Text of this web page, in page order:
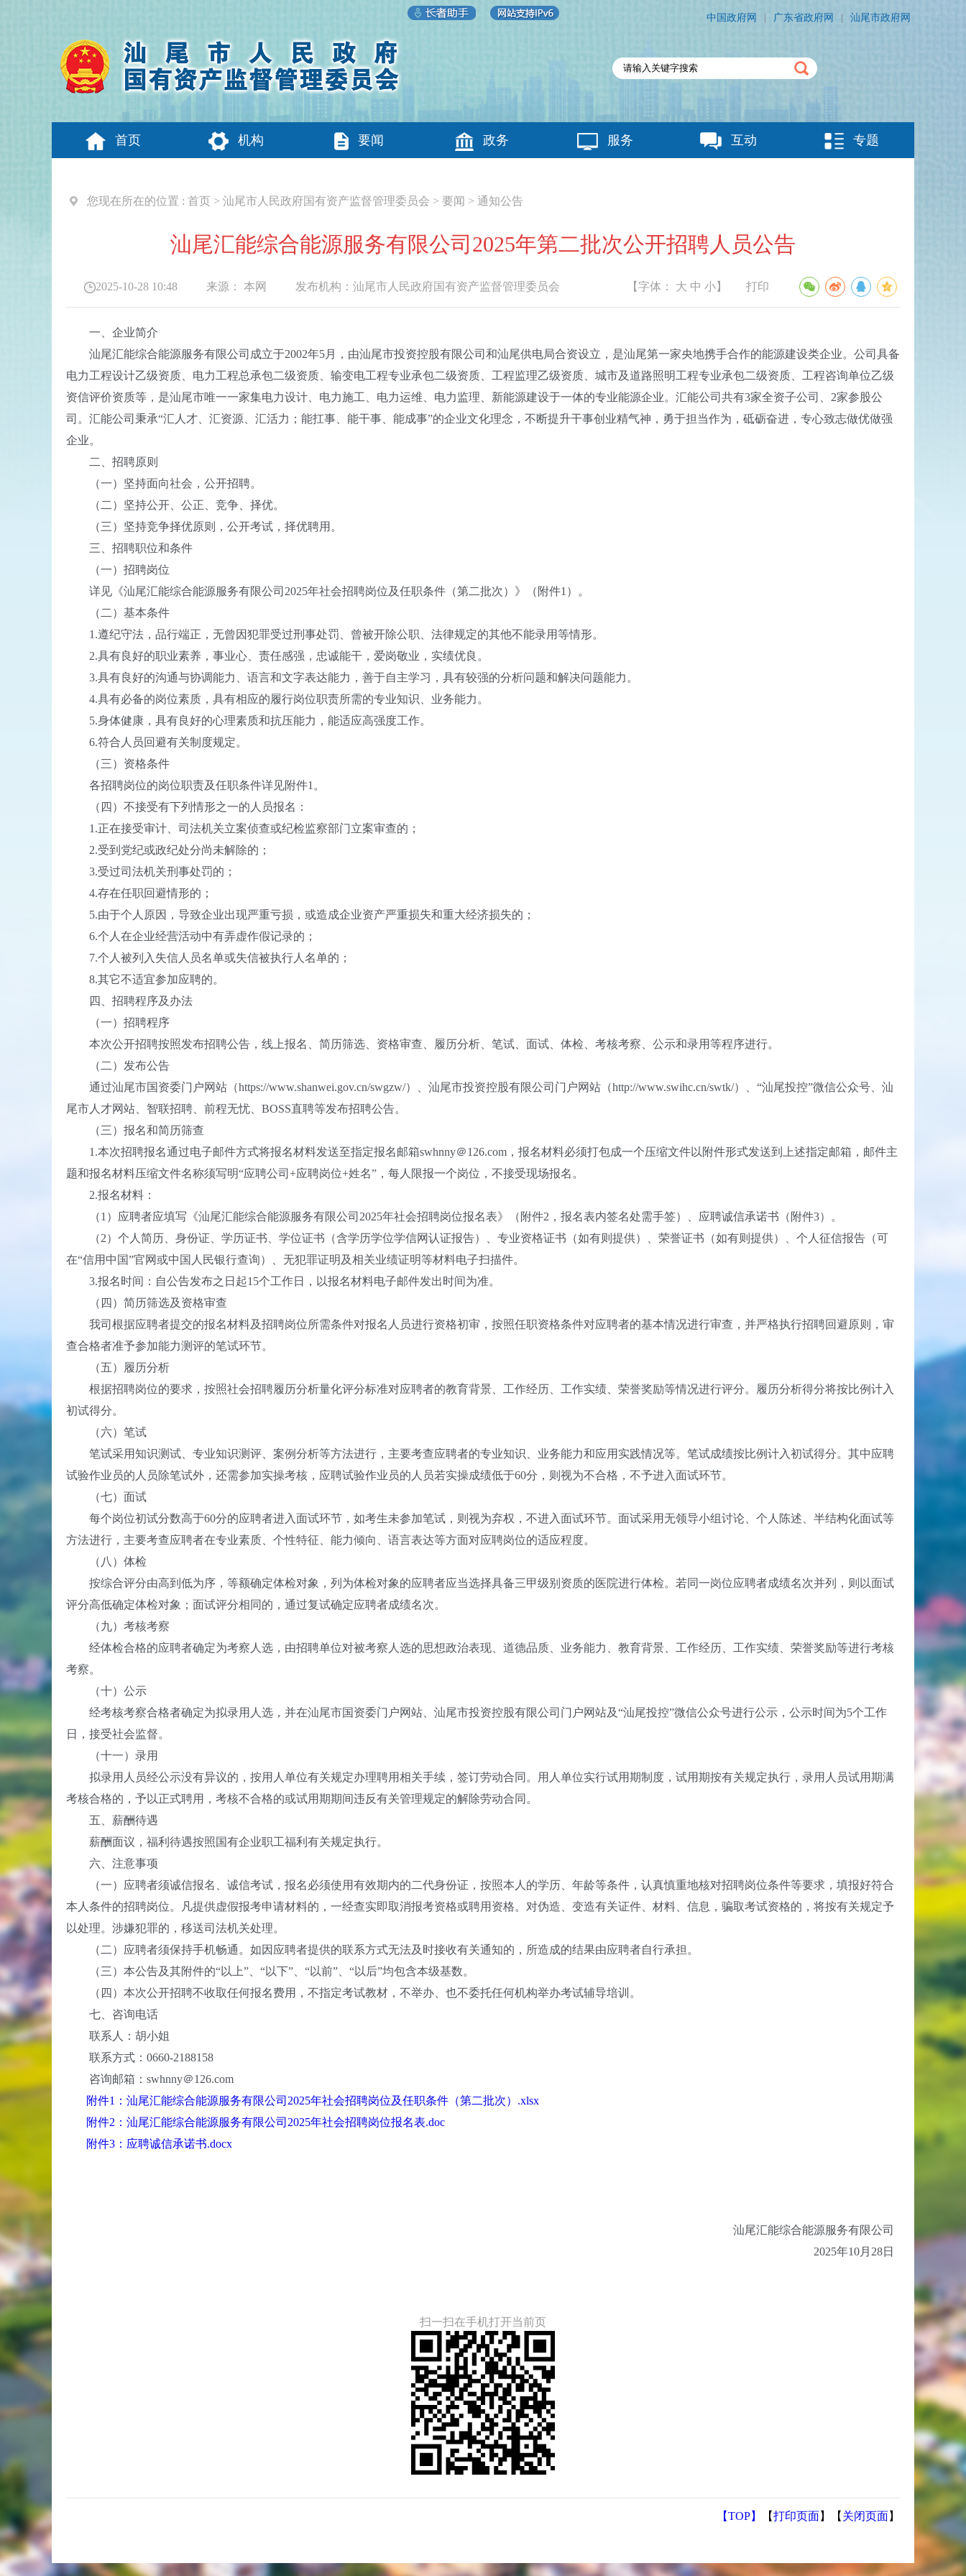
汕尾市政府网
广东省政府网
中国政府网
首页 机构 要闻 政务 服务 互动 专题
您现在所在的位置 : 首页 > 汕尾市人民政府国有资产监督管理委员会 > 要闻 > 通知公告
汕尾汇能综合能源服务有限公司2025年第二批次公开招聘人员公告
2025-10-28 10:48 来源： 本网 发布机构： 汕尾市人民政府国有资产监督管理委员会 【字体： 大 中 小】 打印
一、企业简介
汕尾汇能综合能源服务有限公司成立于2002年5月，由汕尾市投资控股有限公司和汕尾供电局合资设立，是汕尾第一家央地携手合作的能源建设类企业。公司具备
电力工程设计乙级资质、电力工程总承包二级资质、输变电工程专业承包二级资质、工程监理乙级资质、城市及道路照明工程专业承包二级资质、工程咨询单位乙级
资信评价资质等，是汕尾市唯一一家集电力设计、电力施工、电力运维、电力监理、新能源建设于一体的专业能源企业。汇能公司共有3家全资子公司、2家参股公
司。汇能公司秉承“汇人才、汇资源、汇活力；能扛事、能干事、能成事”的企业文化理念，不断提升干事创业精气神，勇于担当作为，砥砺奋进，专心致志做优做强
企业。
二、招聘原则
（一）坚持面向社会，公开招聘。
（二）坚持公开、公正、竞争、择优。
（三）坚持竞争择优原则，公开考试，择优聘用。
三、招聘职位和条件
（一）招聘岗位
详见《汕尾汇能综合能源服务有限公司2025年社会招聘岗位及任职条件（第二批次）》（附件1）。
（二）基本条件
1.遵纪守法，品行端正，无曾因犯罪受过刑事处罚、曾被开除公职、法律规定的其他不能录用等情形。
2.具有良好的职业素养，事业心、责任感强，忠诚能干，爱岗敬业，实绩优良。
3.具有良好的沟通与协调能力、语言和文字表达能力，善于自主学习，具有较强的分析问题和解决问题能力。
4.具有必备的岗位素质，具有相应的履行岗位职责所需的专业知识、业务能力。
5.身体健康，具有良好的心理素质和抗压能力，能适应高强度工作。
6.符合人员回避有关制度规定。
（三）资格条件
各招聘岗位的岗位职责及任职条件详见附件1。
（四）不接受有下列情形之一的人员报名：
1.正在接受审计、司法机关立案侦查或纪检监察部门立案审查的；
2.受到党纪或政纪处分尚未解除的；
3.受过司法机关刑事处罚的；
4.存在任职回避情形的；
5.由于个人原因，导致企业出现严重亏损，或造成企业资产严重损失和重大经济损失的；
6.个人在企业经营活动中有弄虚作假记录的；
7.个人被列入失信人员名单或失信被执行人名单的；
8.其它不适宜参加应聘的。
四、招聘程序及办法
（一）招聘程序
本次公开招聘按照发布招聘公告，线上报名、简历筛选、资格审查、履历分析、笔试、面试、体检、考核考察、公示和录用等程序进行。
（二）发布公告
通过汕尾市国资委门户网站（https://www.shanwei.gov.cn/swgzw/）、汕尾市投资控股有限公司门户网站（http://www.swihc.cn/swtk/）、“汕尾投控”微信公众号、汕
尾市人才网站、智联招聘、前程无忧、BOSS直聘等发布招聘公告。
（三）报名和简历筛查
1.本次招聘报名通过电子邮件方式将报名材料发送至指定报名邮箱swhnny＠126.com，报名材料必须打包成一个压缩文件以附件形式发送到上述指定邮箱，邮件主
题和报名材料压缩文件名称须写明“应聘公司+应聘岗位+姓名”，每人限报一个岗位，不接受现场报名。
2.报名材料：
（1）应聘者应填写《汕尾汇能综合能源服务有限公司2025年社会招聘岗位报名表》（附件2，报名表内签名处需手签）、应聘诚信承诺书（附件3）。
（2）个人简历、身份证、学历证书、学位证书（含学历学位学信网认证报告）、专业资格证书（如有则提供）、荣誉证书（如有则提供）、个人征信报告（可
在“信用中国”官网或中国人民银行查询）、无犯罪证明及相关业绩证明等材料电子扫描件。
3.报名时间：自公告发布之日起15个工作日，以报名材料电子邮件发出时间为准。
（四）简历筛选及资格审查
我司根据应聘者提交的报名材料及招聘岗位所需条件对报名人员进行资格初审，按照任职资格条件对应聘者的基本情况进行审查，并严格执行招聘回避原则，审
查合格者准予参加能力测评的笔试环节。
（五）履历分析
根据招聘岗位的要求，按照社会招聘履历分析量化评分标准对应聘者的教育背景、工作经历、工作实绩、荣誉奖励等情况进行评分。履历分析得分将按比例计入
初试得分。
（六）笔试
笔试采用知识测试、专业知识测评、案例分析等方法进行，主要考查应聘者的专业知识、业务能力和应用实践情况等。笔试成绩按比例计入初试得分。其中应聘
试验作业员的人员除笔试外，还需参加实操考核，应聘试验作业员的人员若实操成绩低于60分，则视为不合格，不予进入面试环节。
（七）面试
每个岗位初试分数高于60分的应聘者进入面试环节，如考生未参加笔试，则视为弃权，不进入面试环节。面试采用无领导小组讨论、个人陈述、半结构化面试等
方法进行，主要考查应聘者在专业素质、个性特征、能力倾向、语言表达等方面对应聘岗位的适应程度。
（八）体检
按综合评分由高到低为序，等额确定体检对象，列为体检对象的应聘者应当选择具备三甲级别资质的医院进行体检。若同一岗位应聘者成绩名次并列，则以面试
评分高低确定体检对象；面试评分相同的，通过复试确定应聘者成绩名次。
（九）考核考察
经体检合格的应聘者确定为考察人选，由招聘单位对被考察人选的思想政治表现、道德品质、业务能力、教育背景、工作经历、工作实绩、荣誉奖励等进行考核
考察。
（十）公示
经考核考察合格者确定为拟录用人选，并在汕尾市国资委门户网站、汕尾市投资控股有限公司门户网站及“汕尾投控”微信公众号进行公示，公示时间为5个工作
日，接受社会监督。
（十一）录用
拟录用人员经公示没有异议的，按用人单位有关规定办理聘用相关手续，签订劳动合同。用人单位实行试用期制度，试用期按有关规定执行，录用人员试用期满
考核合格的，予以正式聘用，考核不合格的或试用期期间违反有关管理规定的解除劳动合同。
五、薪酬待遇
薪酬面议，福利待遇按照国有企业职工福利有关规定执行。
六、注意事项
（一）应聘者须诚信报名、诚信考试，报名必须使用有效期内的二代身份证，按照本人的学历、年龄等条件，认真慎重地核对招聘岗位条件等要求，填报好符合
本人条件的招聘岗位。凡提供虚假报考申请材料的，一经查实即取消报考资格或聘用资格。对伪造、变造有关证件、材料、信息，骗取考试资格的，将按有关规定予
以处理。涉嫌犯罪的，移送司法机关处理。
（二）应聘者须保持手机畅通。如因应聘者提供的联系方式无法及时接收有关通知的，所造成的结果由应聘者自行承担。
（三）本公告及其附件的“以上”、“以下”、“以前”、“以后”均包含本级基数。
（四）本次公开招聘不收取任何报名费用，不指定考试教材，不举办、也不委托任何机构举办考试辅导培训。
七、咨询电话
联系人：胡小姐
联系方式：0660-2188158
咨询邮箱：swhnny＠126.com
附件1：汕尾汇能综合能源服务有限公司2025年社会招聘岗位及任职条件（第二批次）.xlsx
附件2：汕尾汇能综合能源服务有限公司2025年社会招聘岗位报名表.doc
附件3：应聘诚信承诺书.docx
汕尾汇能综合能源服务有限公司
2025年10月28日
扫一扫在手机打开当前页
【TOP】 【打印页面】【 关闭页面】